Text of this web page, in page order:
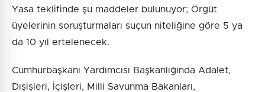
Yasa teklifinde şu maddeler bulunuyor; Örgüt
üyelerinin soruşturmaları suçun niteliğine göre 5 ya
da 10 yıl ertelenecek.
Cumhurbaşkanı Yardımcısı Başkanlığında Adalet,
Dışişleri, İçişleri, Milli Savunma Bakanları,